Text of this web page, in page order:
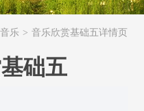
音乐 > 音乐欣赏基础五详情页
础五